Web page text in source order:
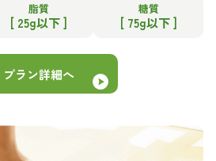
脂質
[ 25g以下 ]
糖質
[ 75g以下 ]
プラン詳細へ